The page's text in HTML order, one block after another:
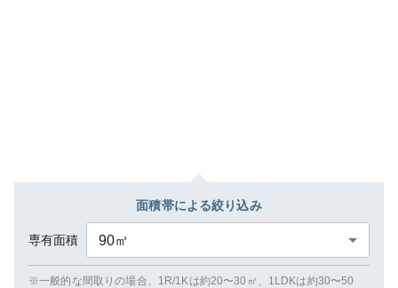
面積帯による絞り込み
専有面積 90㎡
※一般的な間取りの場合、1R/1Kは約20〜30㎡、1LDKは約30〜50